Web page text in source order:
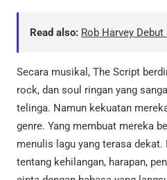
Read also: Rob Harvey
Secara musikal, The Script
rock, dan soul ringan yang
telinga. Namun kekuatan
genre. Yang membuat mereka
menulis lagu yang terasa
tentang kehilangan, harapan,